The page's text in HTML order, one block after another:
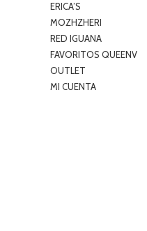
ERICA’S
MOZHZHERI
RED IGUANA
FAVORITOS QUEENV
OUTLET
MI CUENTA